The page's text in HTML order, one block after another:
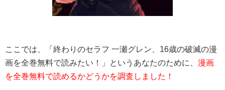
ここでは、「終わりのセラフ 一瀬グレン、16歳の破滅の漫
画を全巻無料で読みたい！」というあなたのために、 漫画
を全巻無料で読めるかどうかを調査しました！